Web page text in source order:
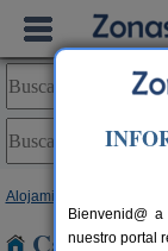
Alojamientos
Bienvenid@
nuestro portal